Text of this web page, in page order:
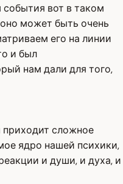
вот в таком
может быть очень
его на линии
и был
нам дали для того,
приходит сложное
ядро нашей психики,
и души, и духа, и